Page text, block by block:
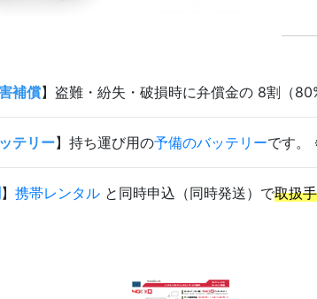
補償】盗難・紛失・破損時に弁償金の 8割（
テリー】持ち運び用の予備のバッテリーです。
】 携帯レンタル と同時申込（同時発送）で取扱